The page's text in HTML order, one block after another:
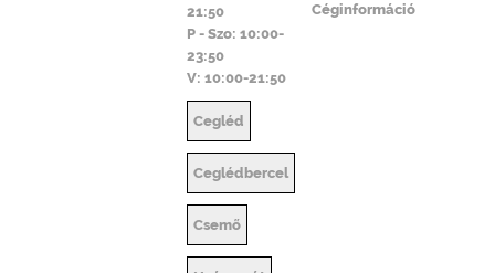
21:50
P - Szo: 10:00-
23:50
V: 10:00-21:50
Cegléd
Ceglédbercel
Csemő
Céginformáció